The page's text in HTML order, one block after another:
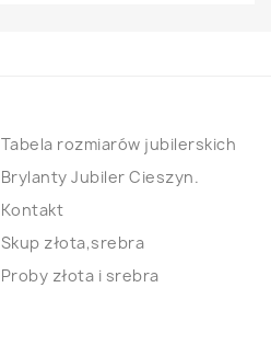
Tabela rozmiarów jubilerskich
Brylanty Jubiler Cieszyn.
Kontakt
Skup złota,srebra
Proby złota i srebra